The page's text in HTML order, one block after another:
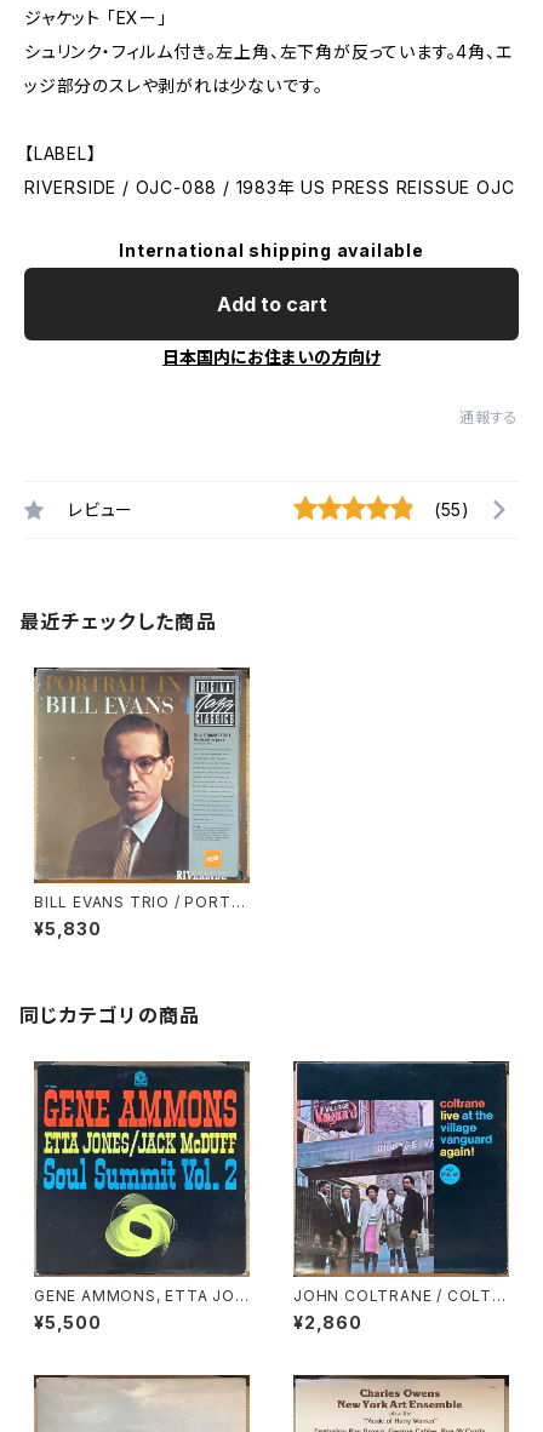
ジャケット 「EXー」
シュリンク・フィルム付き。左上角、左下角が反っています。4角、エ
ッジ部分のスレや剥がれは少ないです。
【LABEL】
RIVERSIDE / OJC-088 / 1983年 US PRESS REISSUE OJC
International shipping available
Add to cart
日本国内にお住まいの方向け
通報する
レビュー (55)
最近チェックした商品
BILL EVANS TRIO / PORTR
AIT IN JAZZ
¥5,830
同じカテゴリの商品
GENE AMMONS, ETTA JON
ES, JACK McDUFF / SOUL
SUMMIT VOL.2
¥5,500
JOHN COLTRANE / COLTR
ANE LIVE AT THE VILLAGE
VANGUARD AGAIN!
¥2,860